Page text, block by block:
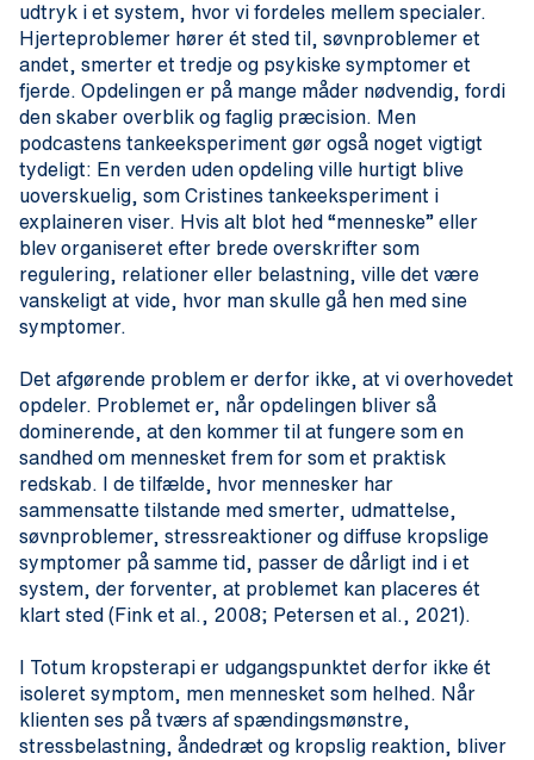
udtryk i et system, hvor vi fordeles mellem specialer.
Hjerteproblemer hører ét sted til, søvnproblemer et
andet, smerter et tredje og psykiske symptomer et
fjerde. Opdelingen er på mange måder nødvendig, fordi
den skaber overblik og faglig præcision. Men
podcastens tankeeksperiment gør også noget vigtigt
tydeligt: En verden uden opdeling ville hurtigt blive
uoverskuelig, som Cristines tankeeksperiment i
explaineren viser. Hvis alt blot hed “menneske” eller
blev organiseret efter brede overskrifter som
regulering, relationer eller belastning, ville det være
vanskeligt at vide, hvor man skulle gå hen med sine
symptomer.
Det afgørende problem er derfor ikke, at vi overhovedet
opdeler. Problemet er, når opdelingen bliver så
dominerende, at den kommer til at fungere som en
sandhed om mennesket frem for som et praktisk
redskab. I de tilfælde, hvor mennesker har
sammensatte tilstande med smerter, udmattelse,
søvnproblemer, stressreaktioner og diffuse kropslige
symptomer på samme tid, passer de dårligt ind i et
system, der forventer, at problemet kan placeres ét
klart sted (Fink et al., 2008; Petersen et al., 2021).
I Totum kropsterapi er udgangspunktet derfor ikke ét
isoleret symptom, men mennesket som helhed. Når
klienten ses på tværs af spændingsmønstre,
stressbelastning, åndedræt og kropslig reaktion, bliver